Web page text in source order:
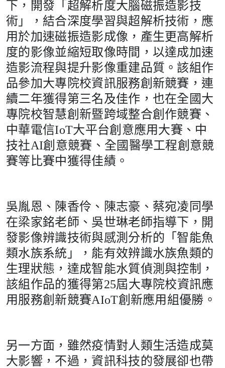
下，開發「超解析度大腦磁振造影技
術」，結合深度學習與超解析技術，應
用於加速磁振造影成像，產生更高解析
度的影像並縮短取像時間，以達成加速
造影流程與提升影像重建品質。該組作
品參加大專院校資訊服務創新競賽，連
續二年獲得第三名及佳作，也在全國大
專院校智慧創新暨跨域整合創作競賽、
中華電信IoT大平台創意應用大賽、中
技社AI創意競賽、全國醫學工程創意競
賽等比賽中獲得佳績。
吳胤恩、陳香伶、陳志豪、蔡宛凌同學
在梁家銘老師、吳世琳老師指導下，開
發影像辨識技術與感測分析的「智能魚
類水族系統」，能有效辨識水族魚類的
生理狀態，達成智能水質偵測與控制，
該組作品的獲得第25屆大專院校資訊應
用服務創新競賽AIoT創新應用組優勝。
另一方面，雖然疫情對人類生活造成莫
大影響，不過，資訊科技的發展卻也帶